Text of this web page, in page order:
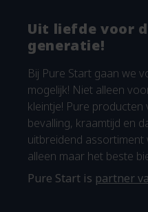
Uit liefde voor
generatie!
Bij Pure Start gaan we
mogelijk! Niet alleen
kleintje! Pure
bevalling, kraamtijd en
uitbreidend assortiment
alleen maar het beste
Pure Start is partner